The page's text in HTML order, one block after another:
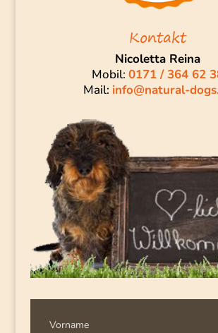
Kontakt
Nicoletta Reina
Mobil:0171 / 364 62
Mail: info@natural-